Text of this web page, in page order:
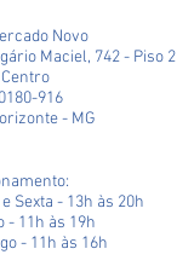
Novo
Maciel, 742 - Piso 2
916
- MG
Sexta - 13h às 20h
- 11h às 19h
- 11h às 16h